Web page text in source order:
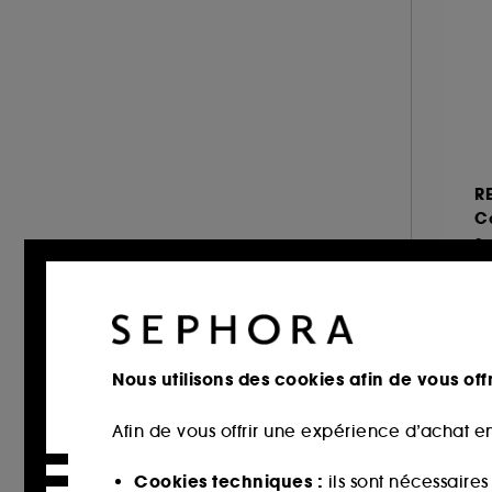
LES SECRETS DE LOLY (20)
MAISON FRANCIS KURKDJIAN (5)
MOROCCANOIL (31)
NUXE (14)
OUAI (30)
PRADA (2)
Nous utilisons des cookies afin de vous
Afin de vous offrir une expérience d’achat
Cookies techniques : ils sont